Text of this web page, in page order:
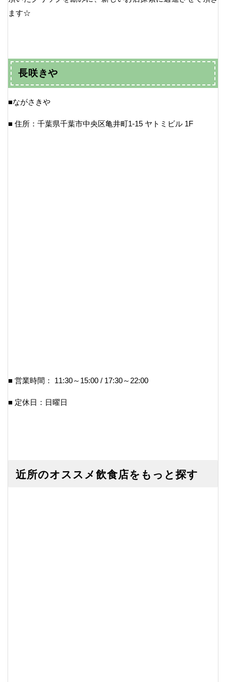
ます☆
長咲きや
■ながさきや
■ 住所：千葉県千葉市中央区亀井町1-15 ヤトミビル 1F
■ 営業時間： 11:30～15:00 / 17:30～22:00
■ 定休日：日曜日
近所のオススメ飲食店をもっと探す